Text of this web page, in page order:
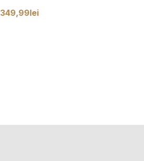
349,99lei